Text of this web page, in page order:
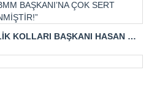
İYİ PARTİ TRABZON GENÇLİK KOLLARI BAŞKANI HASAN KAĞAN ÇAKIROĞLU’NDAN TBMM BAŞKANI’NA ÇOK SERT TEPKİ: “ANAYASAL SUÇ İŞLENMİŞTİR!”